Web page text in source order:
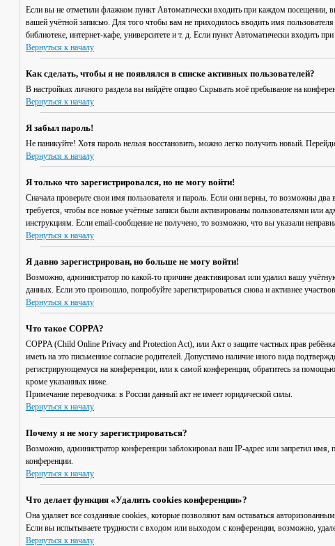
Если вы не отметили флажком пункт Автоматически входить при каждом посещении,
вашей учётной записью. Для того чтобы вам не приходилось вводить имя
библиотеке, интернет-кафе, университете и т. д. Если пункт Автоматически входить
Вернуться к началу
Как сделать, чтобы я не появлялся в списке активных пользователей?
В настройках личного раздела вы найдёте опцию Скрывать моё пребывание на
Вернуться к началу
Я забыл пароль!
Не паникуйте! Хотя пароль нельзя восстановить, можно легко получить новый.
Вернуться к началу
Я только что зарегистрировался, но не могу войти!
Сначала проверьте свои имя пользователя и пароль. Если они верны, то возможны
требуется, чтобы все новые учётные записи были активированы пользователями или
инструкциям. Если email-сообщение не получено, то возможно, что вы указали
Вернуться к началу
Я давно зарегистрирован, но больше не могу войти!
Возможно, администратор по какой-то причине деактивировал или удалил вашу
данных. Если это произошло, попробуйте зарегистрироваться снова и активнее
Вернуться к началу
Что такое COPPA?
COPPA (Child Online Privacy and Protection Act), или Акт о защите частных прав
иметь на это письменное согласие родителей. Допустимо наличие иного вида
регистрирующемуся на конференции, или к самой конференции, обратитесь за
кроме указанных ниже.
Примечание переводчика: в России данный акт не имеет юридической силы.
Вернуться к началу
Почему я не могу зарегистрироваться?
Возможно, администратор конференции заблокировал ваш IP-адрес или запретил
конференции.
Вернуться к началу
Что делает функция «Удалить cookies конференции»?
Она удаляет все созданные cookies, которые позволяют вам оставаться
Если вы испытываете трудности с входом или выходом с конференции, возможно,
Вернуться к началу